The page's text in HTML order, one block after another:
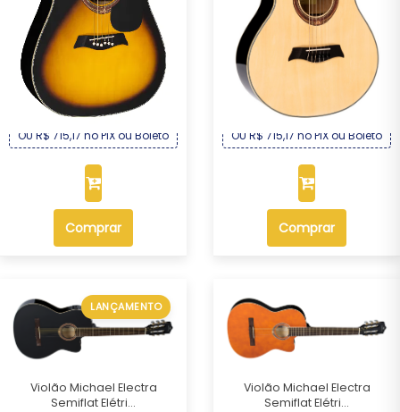
Violão Michael Folk Elétrico
Por : R$ 769,00
OU R$ 715,17 no PIX ou Boleto
Comprar
Violão Michael Mini Jumbo
Elétrico Nyl...
OU R$ 715,17 no PIX ou Boleto
Comprar
LANÇAMENTO
Violão Michael Electra
Semiflat Elétri...
Violão Michael Electra
Semiflat Elétri...